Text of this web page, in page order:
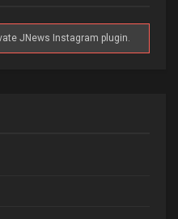
JNews Instagram plugin.